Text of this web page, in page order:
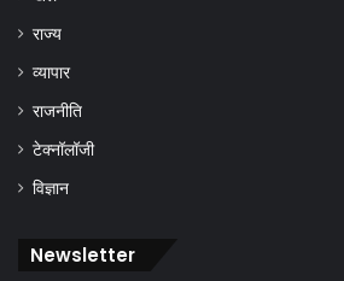
राज्य
व्यापार
राजनीति
टेक्नॉलॉजी
विज्ञान
Newsletter